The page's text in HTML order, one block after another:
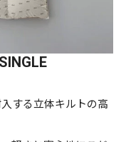
する立体キルトの高